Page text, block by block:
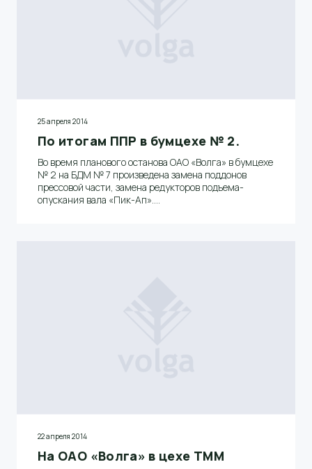
25 апреля 2014
По итогам ППР в бумцехе № 2.
Во время планового останова ОАО «Волга» в бумцехе
№ 2 на БДМ № 7 произведена замена поддонов
прессовой части, замена редукторов подъема-
опускания вала «Пик-Ап».
22 апреля 2014
На ОАО «Волга» в цехе ТММ